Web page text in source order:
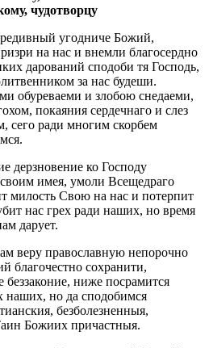
чудотворцу
угодниче Божий,
на нас и внемли благосердно
дарований сподоби тя Господь,
за нас будеши.
обуреваеми и злобою снедаеми,
покаяния сердечнаго и слез
сего ради многим скорбем
дерзновение ко Господу
имея, умоли Всещедраго
милость Свою на нас и потерпит
нас грех ради наших, но время
дарует.
веру православную непорочно
благочестно сохранити,
беззаконие, ниже посрамится
наших, но да сподобимся
безболезненныя,
Божиих причастныя.